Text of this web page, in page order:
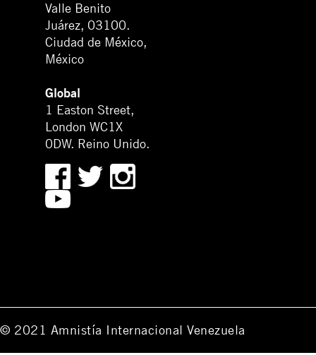
Valle Benito
Juárez, 03100.
Ciudad de México,
México
Global
1 Easton Street,
London WC1X
0DW. Reino Unido.
© 2021 Amnistía Internacional Venezuela